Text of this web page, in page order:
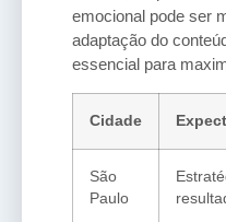
emocional pode ser
adaptação do
essencial para
Cidade
São
Paulo